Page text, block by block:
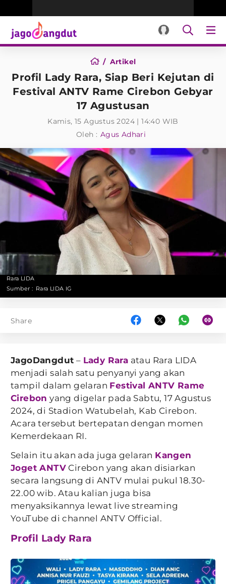
Artikel
Profil Lady Rara, Siap Beri Kejutan di
Festival ANTV Rame Cirebon Gebyar
17 Agustusan
Kamis, 15 Agustus 2024 | 14:40 WIB
Oleh : Agus Adhari
Rara LIDA
Sumber : Rara LIDA IG
Share
JagoDangdut – Lady Rara atau Rara LIDA
menjadi salah satu penyanyi yang akan
tampil dalam gelaran Festival ANTV Rame
Cirebon yang digelar pada Sabtu, 17 Agustus
2024, di Stadion Watubelah, Kab Cirebon.
Acara tersebut bertepatan dengan momen
Kemerdekaan RI.
Selain itu akan ada juga gelaran Kangen
Joget ANTV Cirebon yang akan disiarkan
secara langsung di ANTV mulai pukul 18.30-
22.00 wib. Atau kalian juga bisa
menyaksikannya lewat live streaming
YouTube di channel ANTV Official.
Profil Lady Rara